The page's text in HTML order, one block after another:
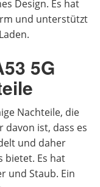
Design. Es hat
und unterstützt
5G
Nachteile, die
davon ist, dass es
und daher
bietet. Es hat
und Staub. Ein